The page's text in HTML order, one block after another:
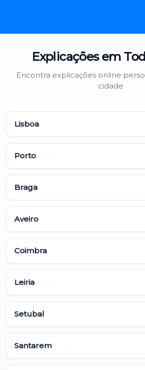
Explicações em
Encontra explicações online
cidade
Lisboa
Porto
Braga
Aveiro
Coimbra
Leiria
Setubal
Santarem